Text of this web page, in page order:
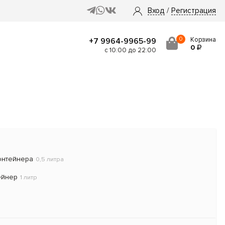
Вход / Регистрация
+7 9964-9965-99
с 10:00 до 22:00
0 Корзина
0
0,5 литра
1 литр